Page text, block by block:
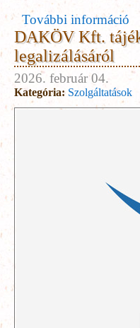
További információ
DAKÖV Kft.
legalizálásáról
2026. február 04.
Kategória: Szolgáltatások